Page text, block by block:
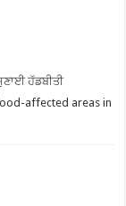
ਹੱਡਬੀਤੀ
affected areas in